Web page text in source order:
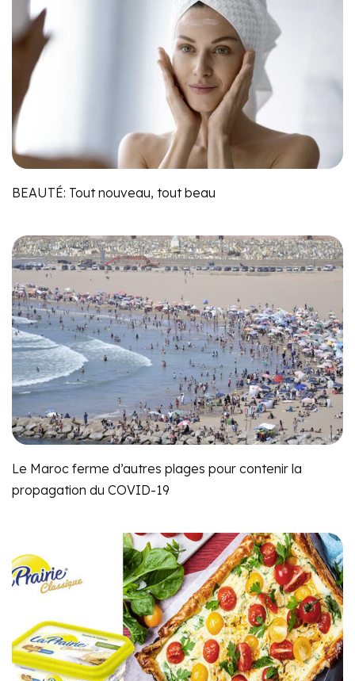
BEAUTÉ: Tout nouveau, tout beau
Le Maroc ferme d’autres plages pour contenir la
propagation du COVID-19